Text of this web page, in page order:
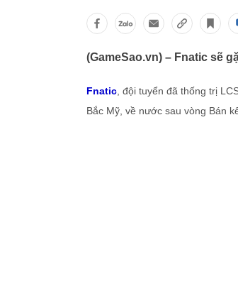
(GameSao.vn) – Fnatic sẽ
Fnatic , đội tuyển đã thống trị
Bắc Mỹ, về nước sau vòng Bán